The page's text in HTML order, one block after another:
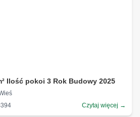
Ilość pokoi 3 Rok Budowy 2025
Czytaj więcej →